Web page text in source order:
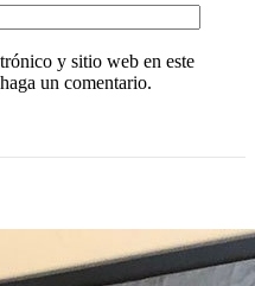
y sitio web en este
un comentario.